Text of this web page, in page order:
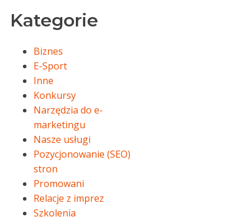
Kategorie
Biznes
E-Sport
Inne
Konkursy
Narzędzia do e-
marketingu
Nasze usługi
Pozycjonowanie (SEO)
stron
Promowani
Relacje z imprez
Szkolenia